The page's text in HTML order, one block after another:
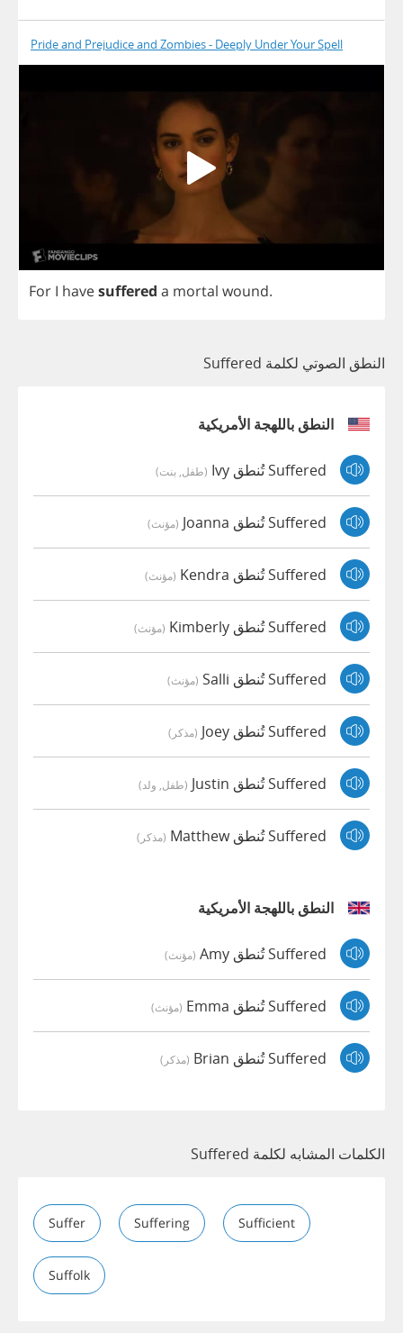
Pride and Prejudice and Zombies - Deeply Under Your Spell
For I havesuffered a mortal wound.
النطق الصوتي لكلمة Suffered
النطق باللهجة الأمريكية
Suffered تُنطق Ivy (طفل, بنت)
Suffered تُنطق Joanna (مؤنث)
Suffered تُنطق Kendra (مؤنث)
Suffered تُنطق Kimberly (مؤنث)
Suffered تُنطق Salli (مؤنث)
Suffered تُنطق Joey (مذكر)
Suffered تُنطق Justin (طفل, ولد)
Suffered تُنطق Matthew (مذكر)
النطق باللهجة الأمريكية
Suffered تُنطق Amy (مؤنث)
Suffered تُنطق Emma (مؤنث)
Suffered تُنطق Brian (مذكر)
الكلمات المشابه لكلمة Suffered
Suffer Suffering Sufficient
Suffolk